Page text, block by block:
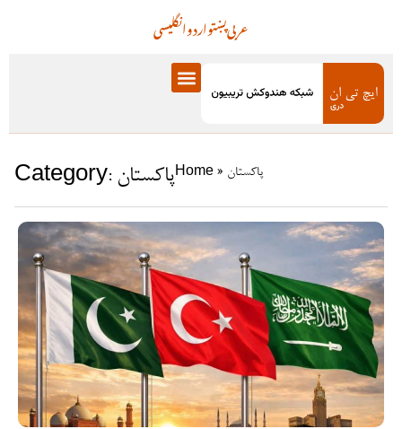
انگلیسیاردوپښتوعربی
Category: پاکستانHome » پاکستان